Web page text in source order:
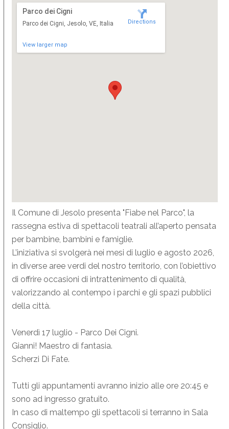
Parco dei Cigni
Parco dei Cigni, Jesolo, VE, Italia
View larger map
Directions
Il Comune di Jesolo presenta "Fiabe nel Parco", la
rassegna estiva di spettacoli teatrali all’aperto pensata
per bambine, bambini e famiglie.
L’iniziativa si svolgerà nei mesi di luglio e agosto 2026,
in diverse aree verdi del nostro territorio, con l’obiettivo
di offrire occasioni di intrattenimento di qualità,
valorizzando al contempo i parchi e gli spazi pubblici
della città.
Venerdì 17 luglio - Parco Dei Cigni.
Gianni! Maestro di fantasia.
Scherzi Di Fate.
Tutti gli appuntamenti avranno inizio alle ore 20:45 e
sono ad ingresso gratuito.
In caso di maltempo gli spettacoli si terranno in Sala
Consiglio.